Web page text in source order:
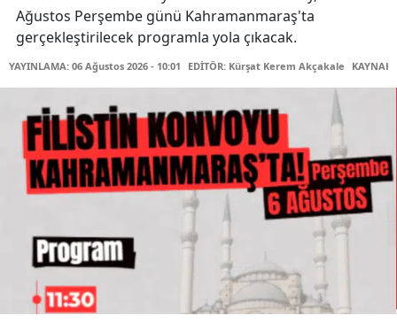
Ağustos Perşembe günü Kahramanmaraş'ta
gerçekleştirilecek programla yola çıkacak.
YAYINLAMA: 06 Ağustos 2026 - 10:01 EDİTÖR: Kürşat Kerem Akçakale